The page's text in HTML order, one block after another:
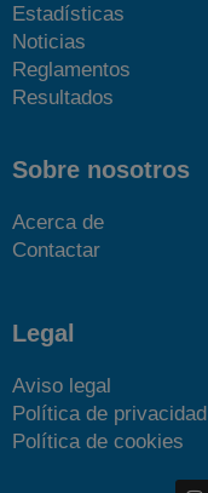
Estadísticas
Noticias
Reglamentos
Resultados
Sobre nosotros
Acerca de
Contactar
Legal
Aviso legal
Política de privacidad
Política de cookies